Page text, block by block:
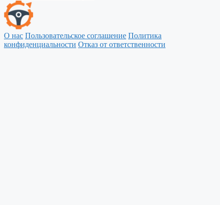
О нас Пользовательское соглашение Политика
конфиденциальности Отказ от ответственности